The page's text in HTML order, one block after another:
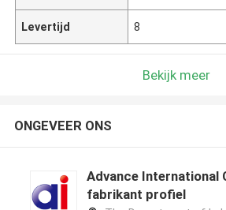
Levertijd 8
Bekijk meer
ONGEVEER ONS
Advance International
fabrikant profiel